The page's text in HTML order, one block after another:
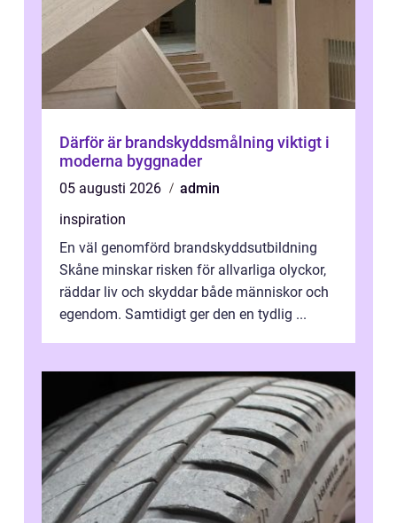
Därför är brandskyddsmålning viktigt i
moderna byggnader
05 augusti 2026
admin
inspiration
En väl genomförd brandskyddsutbildning
Skåne minskar risken för allvarliga olyckor,
räddar liv och skyddar både människor och
egendom. Samtidigt ger den en tydlig ...